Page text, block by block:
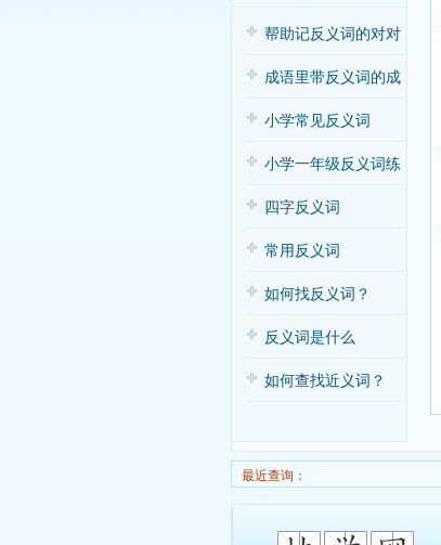
帮助记反义词的对对
子歌
成语里带反义词的成
语
小学常见反义词
小学一年级反义词练
习
四字反义词
常用反义词
如何找反义词？
反义词是什么
如何查找近义词？
最近查询：